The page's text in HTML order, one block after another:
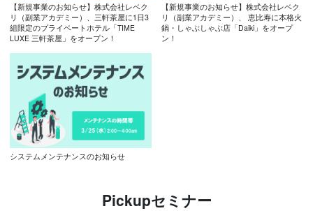
【新規事業のお知らせ】株式会社レベク
リ（副業アカデミー）、三軒茶屋に1日3
組限定のプライベートホテル「TIME
LUXE 三軒茶屋」をオープン！
【新規事業のお知らせ】株式会社レベク
リ（副業アカデミー）、 恵比寿に本格火
鍋・しゃぶしゃぶ店「Daiki」をオープ
ン！
システムメンテナンスのお知らせ
Pickupセミナー